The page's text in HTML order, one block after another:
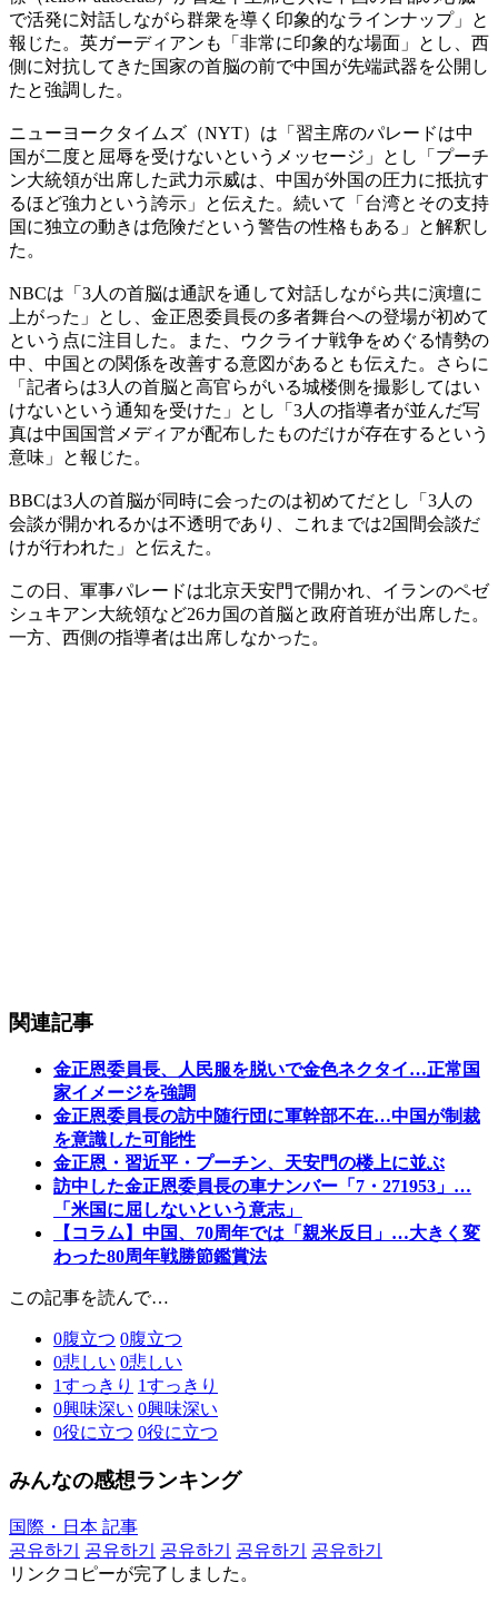
で活発に対話しながら群衆を導く印象的なラインナップ」と
報じた。英ガーディアンも「非常に印象的な場面」とし、西
側に対抗してきた国家の首脳の前で中国が先端武器を公開し
たと強調した。
ニューヨークタイムズ（NYT）は「習主席のパレードは中
国が二度と屈辱を受けないというメッセージ」とし「プーチ
ン大統領が出席した武力示威は、中国が外国の圧力に抵抗す
るほど強力という誇示」と伝えた。続いて「台湾とその支持
国に独立の動きは危険だという警告の性格もある」と解釈し
た。
NBCは「3人の首脳は通訳を通して対話しながら共に演壇に
上がった」とし、金正恩委員長の多者舞台への登場が初めて
という点に注目した。また、ウクライナ戦争をめぐる情勢の
中、中国との関係を改善する意図があるとも伝えた。さらに
「記者らは3人の首脳と高官らがいる城楼側を撮影してはい
けないという通知を受けた」とし「3人の指導者が並んだ写
真は中国国営メディアが配布したものだけが存在するという
意味」と報じた。
BBCは3人の首脳が同時に会ったのは初めてだとし「3人の
会談が開かれるかは不透明であり、これまでは2国間会談だ
けが行われた」と伝えた。
この日、軍事パレードは北京天安門で開かれ、イランのペゼ
シュキアン大統領など26カ国の首脳と政府首班が出席した。
一方、西側の指導者は出席しなかった。
関連記事
金正恩委員長、人民服を脱いで金色ネクタイ…正常国
家イメージを強調
金正恩委員長の訪中随行団に軍幹部不在…中国が制裁
を意識した可能性
金正恩・習近平・プーチン、天安門の楼上に並ぶ
訪中した金正恩委員長の車ナンバー「7・271953」…
「米国に屈しないという意志」
【コラム】中国、70周年では「親米反日」…大きく変
わった80周年戦勝節鑑賞法
この記事を読んで…
0腹立つ 0腹立つ
0悲しい 0悲しい
1すっきり 1すっきり
0興味深い 0興味深い
0役に立つ 0役に立つ
みんなの感想ランキング
国際・日本 記事
공유하기
공유하기 공유하기 공유하기
공유하기
リンクコピーが完了しました。